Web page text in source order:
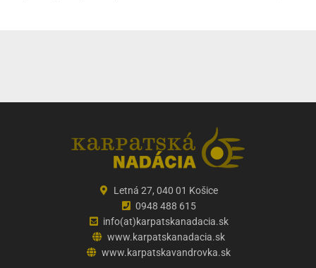
Letná 27, 040 01 Košice
0948 488 615
info(at)karpatskanadacia.sk
www.karpatskanadacia.sk
www.karpatskavandrovka.sk